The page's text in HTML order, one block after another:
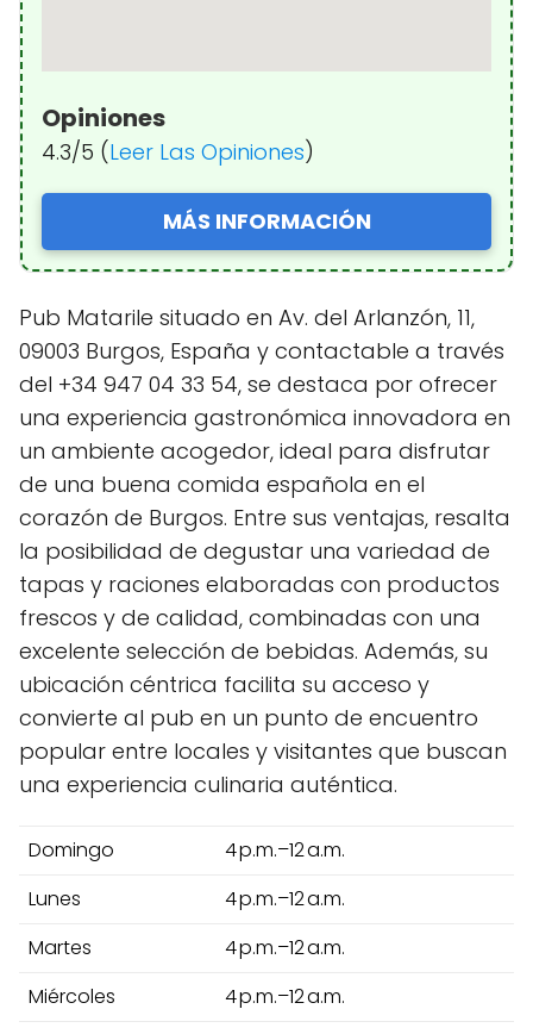
Opiniones
4.3/5 (Leer Las Opiniones)
MÁS INFORMACIÓN
Pub Matarile situado en Av. del Arlanzón, 11,
09003 Burgos, España y contactable a través
del +34 947 04 33 54, se destaca por ofrecer
una experiencia gastronómica innovadora en
un ambiente acogedor, ideal para disfrutar
de una buena comida española en el
corazón de Burgos. Entre sus ventajas, resalta
la posibilidad de degustar una variedad de
tapas y raciones elaboradas con productos
frescos y de calidad, combinadas con una
excelente selección de bebidas. Además, su
ubicación céntrica facilita su acceso y
convierte al pub en un punto de encuentro
popular entre locales y visitantes que buscan
una experiencia culinaria auténtica.
Domingo
4 p.m.–12 a.m.
Lunes
4 p.m.–12 a.m.
Martes
4 p.m.–12 a.m.
Miércoles
4 p.m.–12 a.m.